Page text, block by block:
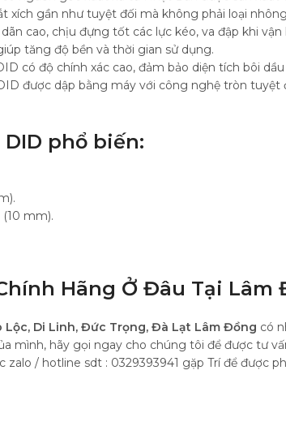
xích gần như tuyệt đối mà không phải loại
cao, chịu đựng tốt các lực kéo, va đập khi vận
tăng độ bền và thời gian sử dụng.
có độ chính xác cao, đảm bảo diện tích bôi
được dập bằng máy với công nghệ tròn
phổ biến:
mm).
Hãng Ở Đâu Tại Lâm
Lộc, Di Linh, Đức Trọng, Đà Lạt Lâm Đồng có
mình, hãy gọi ngay cho chúng tôi để được tư
zalo / hotline sdt : 0329393941 gặp Trí để được